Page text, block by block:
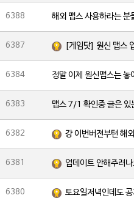
6388 해외 맵스 사용하라는 분
6387 [게임닷] 원신 맵스
6384 정말 이제 원신맵스는
6383 맵스 7/1 확인중 글은 있
6382 걍 이번버전부턴 해
6381 업데이트 안해주려
6380